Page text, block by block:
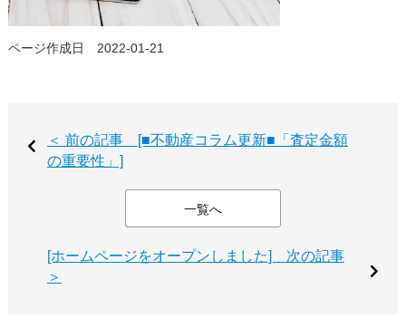
ページ作成日 2022-01-21
＜ 前の記事 [■不動産コラム更新■「査定金額
の重要性」]
一覧へ
[ホームページをオープンしました] 次の記事
＞